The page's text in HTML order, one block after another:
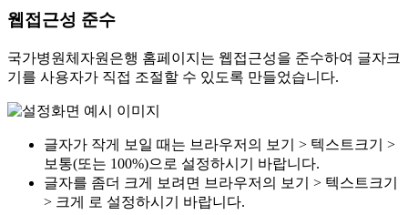
웹접근성 준수
국가병원체자원은행 홈페이지는 웹접근성을 준수하여 글자크
기를 사용자가 직접 조절할 수 있도록 만들었습니다.
글자가 작게 보일 때는 브라우저의 보기 > 텍스트크기 >
보통(또는 100%)으로 설정하시기 바랍니다.
글자를 좀더 크게 보려면 브라우저의 보기 > 텍스트크기
> 크게 로 설정하시기 바랍니다.